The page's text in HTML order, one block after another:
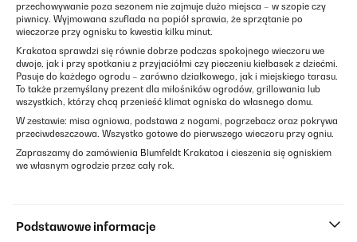
przechowywanie poza sezonem nie zajmuje dużo miejsca – w szopie czy
piwnicy. Wyjmowana szuflada na popiół sprawia, że sprzątanie po
wieczorze przy ognisku to kwestia kilku minut.
Krakatoa sprawdzi się równie dobrze podczas spokojnego wieczoru we
dwoje, jak i przy spotkaniu z przyjaciółmi czy pieczeniu kiełbasek z dziećmi.
Pasuje do każdego ogrodu – zarówno działkowego, jak i miejskiego tarasu.
To także przemyślany prezent dla miłośników ogrodów, grillowania lub
wszystkich, którzy chcą przenieść klimat ogniska do własnego domu.
W zestawie: misa ogniowa, podstawa z nogami, pogrzebacz oraz pokrywa
przeciwdeszczowa. Wszystko gotowe do pierwszego wieczoru przy ogniu.
Zapraszamy do zamówienia Blumfeldt Krakatoa i cieszenia się ogniskiem
we własnym ogrodzie przez cały rok.
Podstawowe informacje